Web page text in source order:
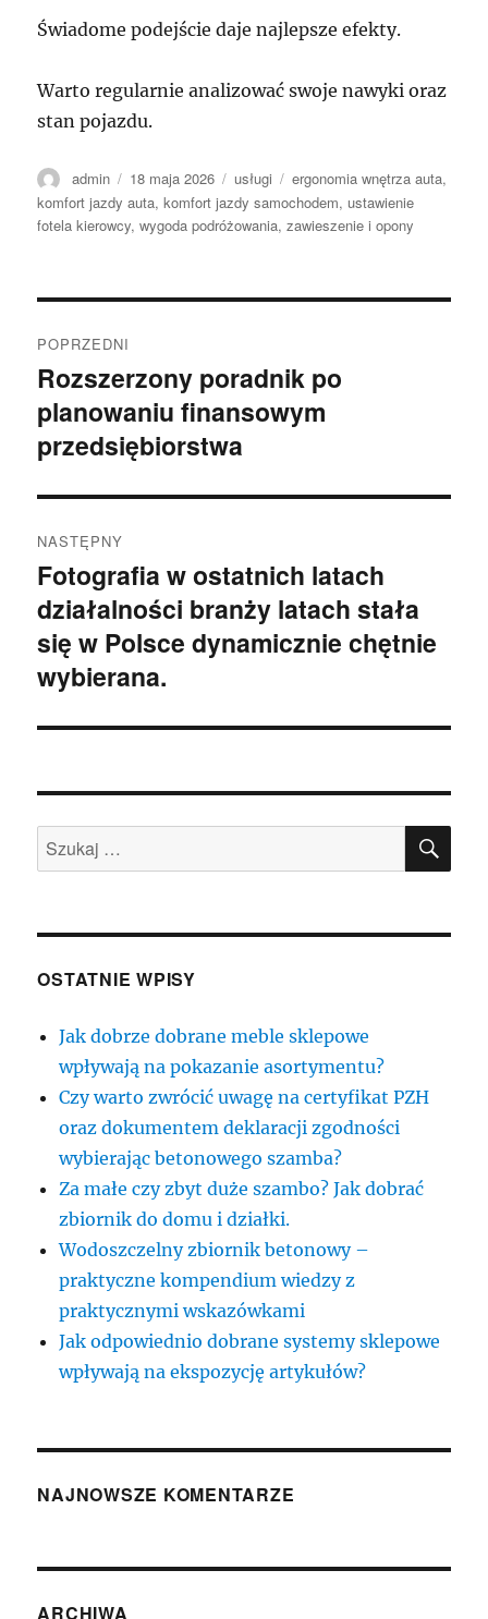
Świadome podejście daje najlepsze efekty.
Warto regularnie analizować swoje nawyki oraz
stan pojazdu.
Autor
admin
Data
publikacji
18 maja 2026 Kategorie
usługi Tagi
ergonomia wnętrza auta,
komfort jazdy auta,komfort jazdy samochodem, ustawienie
fotela kierowcy,wygoda podróżowania,zawieszenie i opony
wpisu
POPRZEDNI
Poprzedni
wpis:
Rozszerzony poradnik po
planowaniu finansowym
przedsiębiorstwa
NASTĘPNY
Następny
wpis:
Fotografia w ostatnich latach
działalności branży latach stała
się w Polsce dynamicznie chętnie
wybierana.
Szukaj:
OSTATNIE WPISY
Jak dobrze dobrane meble sklepowe
wpływają na pokazanie asortymentu?
Czy warto zwrócić uwagę na certyfikat PZH
oraz dokumentem deklaracji zgodności
wybierając betonowego szamba?
Za małe czy zbyt duże szambo? Jak dobrać
zbiornik do domu i działki.
Wodoszczelny zbiornik betonowy –
praktyczne kompendium wiedzy z
praktycznymi wskazówkami
Jak odpowiednio dobrane systemy sklepowe
wpływają na ekspozycję artykułów?
NAJNOWSZE KOMENTARZE
ARCHIWA